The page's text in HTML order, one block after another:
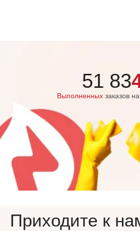
51 83
Выполненныхзаказов
Приходите к